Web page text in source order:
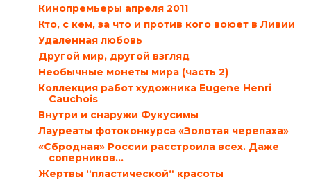
Кинопремьеры апреля 2011
Кто, с кем, за что и против кого воюет в Ливии
Удаленная любовь
Другой мир, другой взгляд
Необычные монеты мира (часть 2)
Коллекция работ художника Eugene Henri
Cauchois
Внутри и снаружи Фукусимы
Лауреаты фотоконкурса «Золотая черепаха»
«Сбродная» России расстроила всех. Даже
соперников…
Жертвы “пластической“ красоты